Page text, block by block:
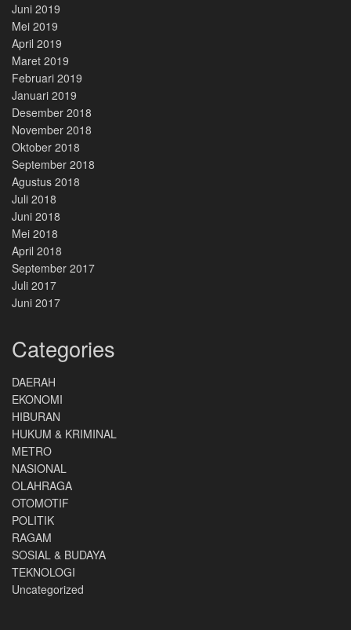
Juni 2019
Mei 2019
April 2019
Maret 2019
Februari 2019
Januari 2019
Desember 2018
November 2018
Oktober 2018
September 2018
Agustus 2018
Juli 2018
Juni 2018
Mei 2018
April 2018
September 2017
Juli 2017
Juni 2017
Categories
DAERAH
EKONOMI
HIBURAN
HUKUM & KRIMINAL
METRO
NASIONAL
OLAHRAGA
OTOMOTIF
POLITIK
RAGAM
SOSIAL & BUDAYA
TEKNOLOGI
Uncategorized